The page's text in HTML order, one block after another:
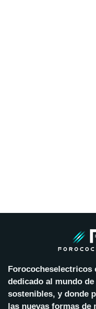
Forococheselectricos
dedicado al mundo
sostenibles, y donde
las nuevas formas de